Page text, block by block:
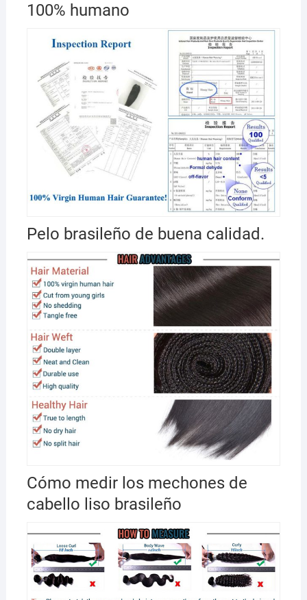
100% humano
Pelo brasileño de buena calidad.
Cómo medir los mechones de
cabello liso brasileño